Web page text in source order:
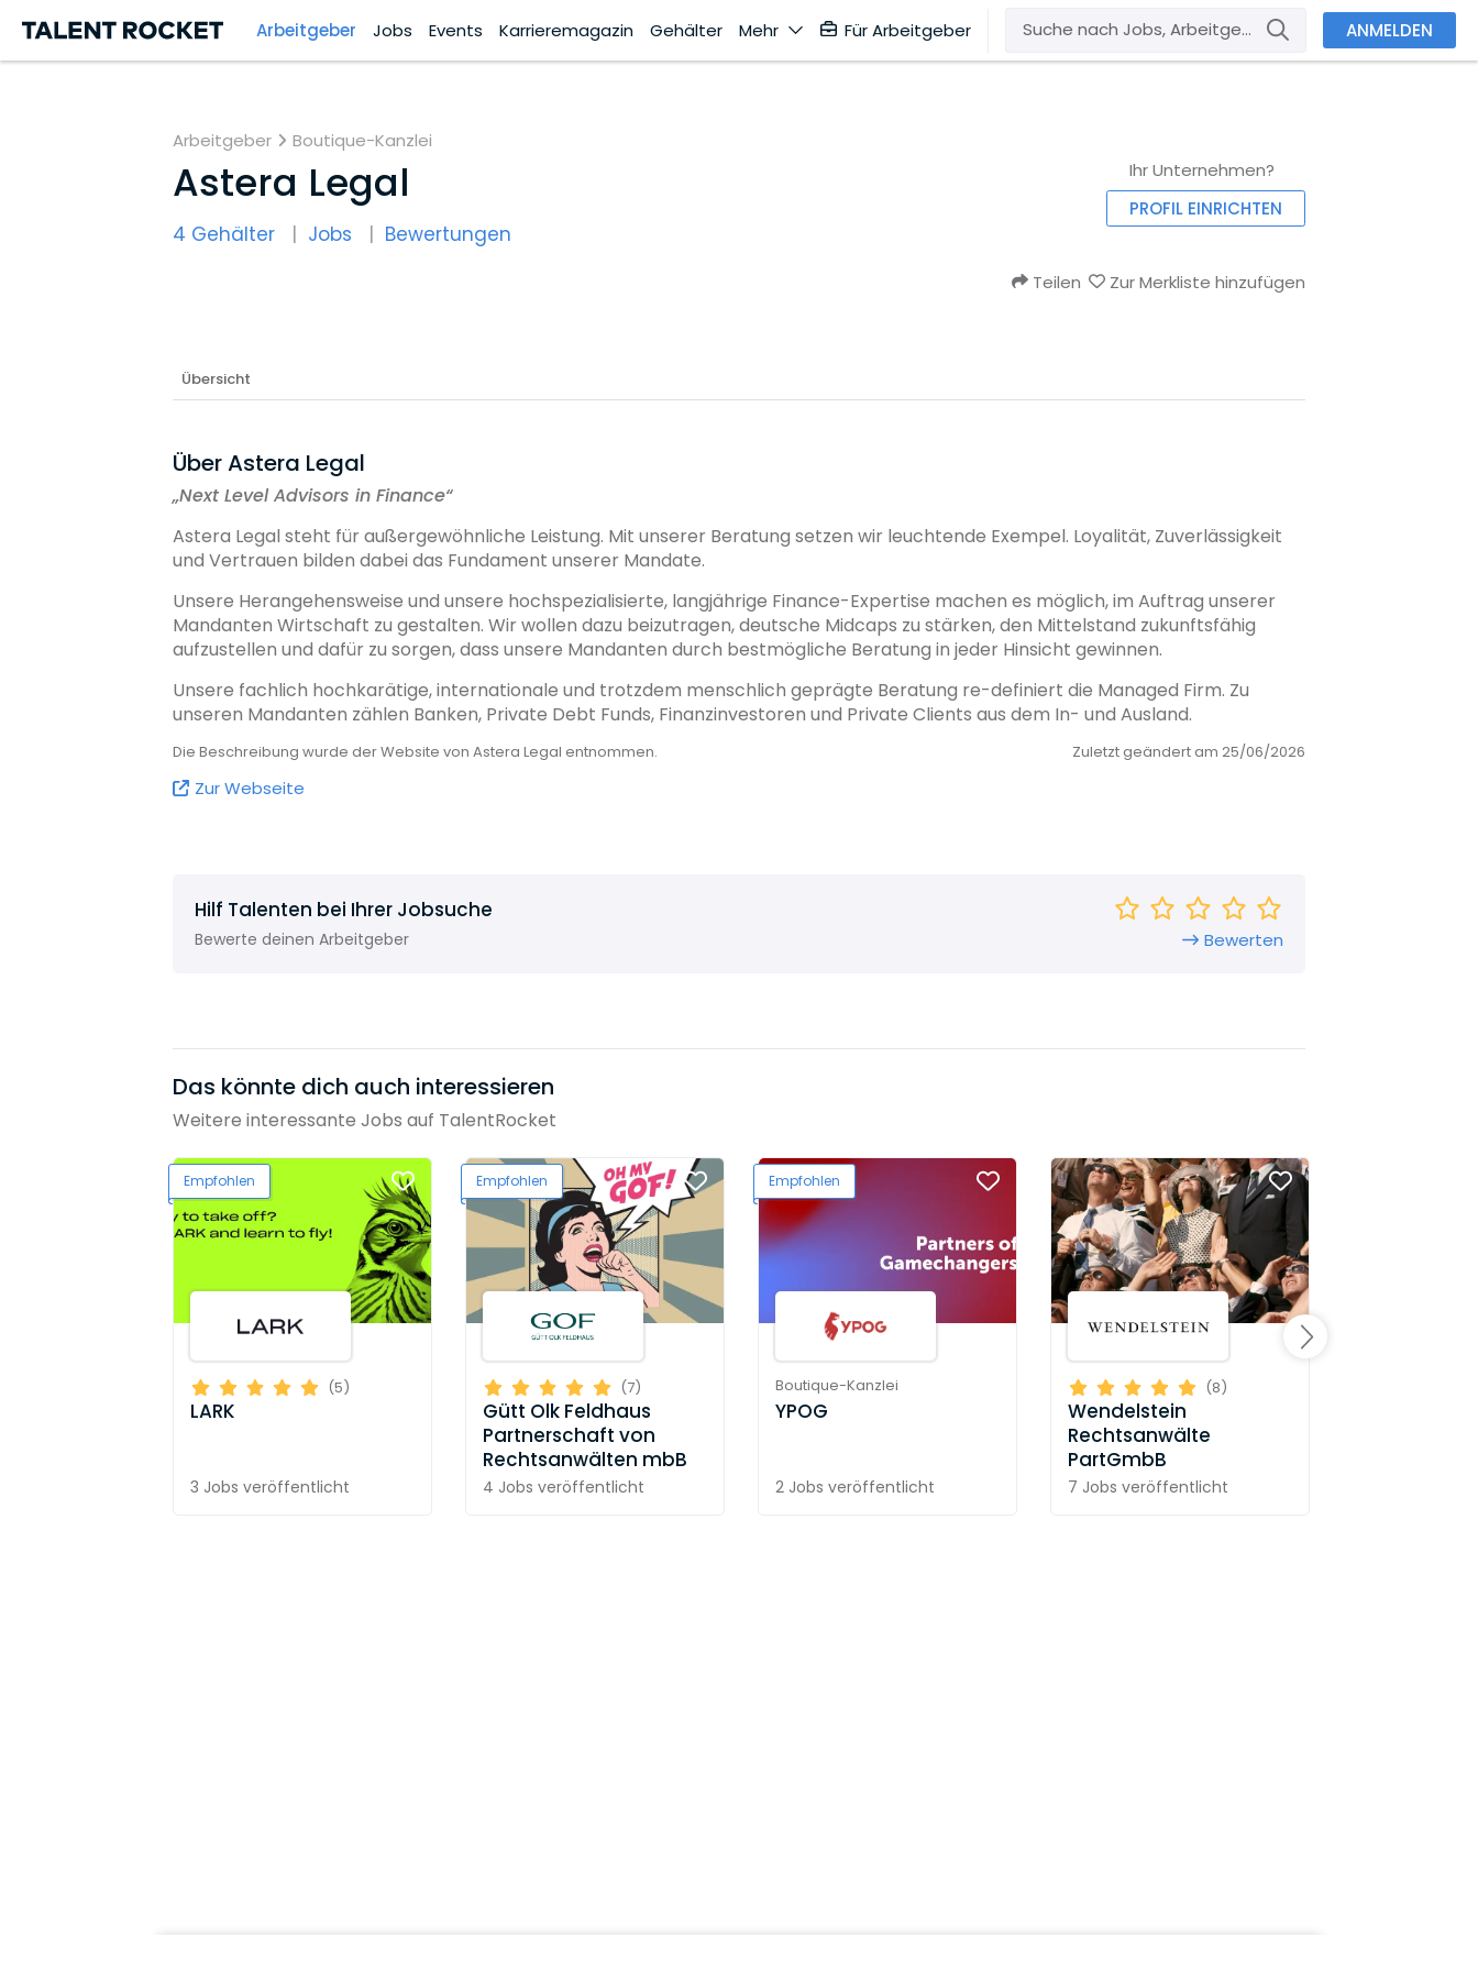
Arbeitgeber Jobs Events Karrieremagazin Gehälter Mehr Für Arbeitgeber ANMELDEN
Arbeitgeber Boutique-Kanzlei
Astera Legal
4 Gehälter Jobs Bewertungen
Ihr Unternehmen?
PROFIL EINRICHTEN
Teilen Zur Merkliste hinzufügen
Übersicht
Über Astera Legal
„Next Level Advisors in Finance“
Astera Legal steht für außergewöhnliche Leistung. Mit unserer Beratung setzen wir leuchtende Exempel. Loyalität, Zuverlässigkeit
und Vertrauen bilden dabei das Fundament unserer Mandate.
Unsere Herangehensweise und unsere hochspezialisierte, langjährige Finance-Expertise machen es möglich, im Auftrag unserer
Mandanten Wirtschaft zu gestalten. Wir wollen dazu beizutragen, deutsche Midcaps zu stärken, den Mittelstand zukunftsfähig
aufzustellen und dafür zu sorgen, dass unsere Mandanten durch bestmögliche Beratung in jeder Hinsicht gewinnen.
Unsere fachlich hochkarätige, internationale und trotzdem menschlich geprägte Beratung re-definiert die Managed Firm. Zu
unseren Mandanten zählen Banken, Private Debt Funds, Finanzinvestoren und Private Clients aus dem In- und Ausland.
Die Beschreibung wurde der Website von Astera Legal entnommen. Zuletzt geändert am 25/06/2026
Zur Webseite
Hilf Talenten bei Ihrer Jobsuche
Bewerte deinen Arbeitgeber Bewerten
Das könnte dich auch interessieren
Weitere interessante Jobs auf TalentRocket
Empfohlen
(5)
LARK
3 Jobs veröffentlicht
Empfohlen
(7)
Gütt Olk Feldhaus
Partnerschaft von
Rechtsanwälten mbB
4 Jobs veröffentlicht
Empfohlen
Boutique-Kanzlei
YPOG
2 Jobs veröffentlicht
(8)
Wendelstein
Rechtsanwälte
PartGmbB
7 Jobs veröffentlicht